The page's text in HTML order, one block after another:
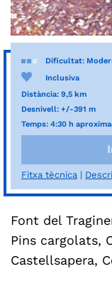
Dificultat:
Inclusiva
Distància: 9,5 km
Desnivell: +/-391 m
Temps: 4:30 h
Fitxa tècnica
Font del
Pins cargolats,
Castellsapera,